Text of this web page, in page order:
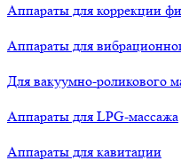
Аппараты для коррекции
Аппараты для
Для вакуумно-роликового
Аппараты для LPG-массажа
Аппараты для кавитации